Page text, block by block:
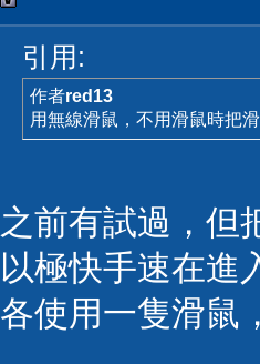
引用:
作者red13
用無線滑鼠，不用滑鼠時把
之前有試過，但
以極快手速在進
各使用一隻滑鼠